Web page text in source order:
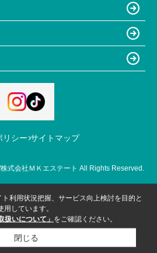
リシー サイトマップ
式会社ＭＫエステート All Rights Reserved.
利用状況把握、サービス向上検討を目的と
しています。
扱いについて」 をご確認ください。
閉じる